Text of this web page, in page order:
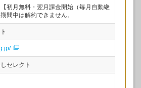
初月無料・翌月課金開始（毎月自動継
中は解約できません。
セレクト